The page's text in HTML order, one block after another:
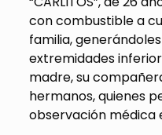
con combustible a
familia,
extremidades
madre, su
hermanos, quienes
observación médica